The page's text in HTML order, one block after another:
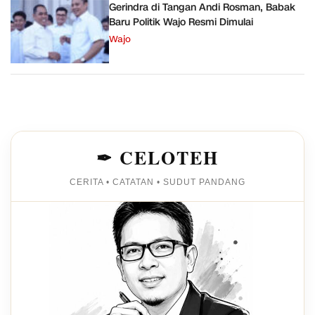
Gerindra di Tangan Andi Rosman, Babak
Baru Politik Wajo Resmi Dimulai
Wajo
✒ CELOTEH
CERITA • CATATAN • SUDUT PANDANG